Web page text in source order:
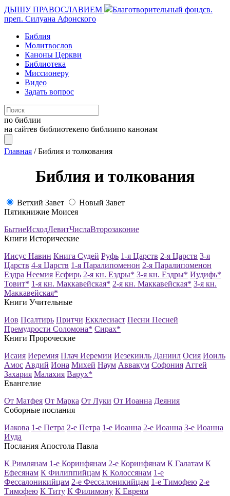
ДЫШУ ПРАВОСЛАВИЕМ Благотворительный фондсв.
преп. Силуана Афонского
Библия
Молитвослов
Каноны Церкви
Библиотека
Миссионеру
Видео
Задать вопрос
по библии
на сайтев библиотекепо библиипо канонам
Главная /Библия и толкования
Библия и толкования
Ветхий Завет
Новый Завет
Пятикнижие Моисея
БытиеИсходЛевитЧислаВторозаконие
Книги Исторические
Иисус Навин Книга Судей Руфь 1-я Царств 2-я Царств 3-я
Царств 4-я Царств 1-я Паралипоменон 2-я Паралипоменон
Ездра Неемия Есфирь 2-я кн. Ездры* 3-я кн. Ездры* Иудифь*
Товит* 1-я кн. Маккавейская* 2-я кн. Маккавейская* 3-я кн.
Маккавейская*
Книги Учительные
Иов Псалтирь Притчи Екклесиаст Песни Песней
Премудрости Соломона* Сирах*
Книги Пророческие
Исаия Иеремия Плач Иеремии Иезекииль Даниил Осия Иоиль
Амос Авдий Иона Михей Наум Аввакум Софония Аггей
Захария Малахия Варух*
Евангелие
От Матфея От Марка От Луки От Иоанна Деяния
Соборные послания
Иакова 1-е Петра 2-е Петра 1-е Иоанна 2-е Иоанна 3-е Иоанна
Иуда
Послания Апостола Павла
К Римлянам 1-е Коринфянам 2-е Коринфянам К Галатам К
Ефесянам К Филиппийцам К Колоссянам 1-е
Фессалоникийцам 2-е Фессалоникийцам 1-е Тимофею 2-е
Тимофею К Титу К Филимону К Евреям